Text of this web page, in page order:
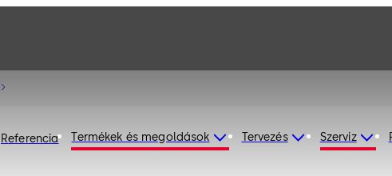
Referencia Termékek és megoldások Tervezés Szerviz